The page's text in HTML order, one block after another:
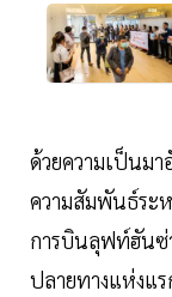
ด้วยความเป็นมา
ความสัมพันธ์ระ
การบินลุฟท์ฮันซ่
ปลายทางแห่งแ